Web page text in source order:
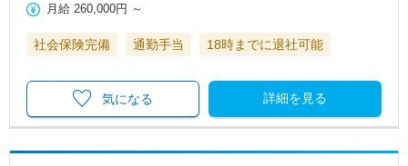
月給 260,000円 ～
社会保険完備 通勤手当 18時までに退社可能
詳細を見る
気になる